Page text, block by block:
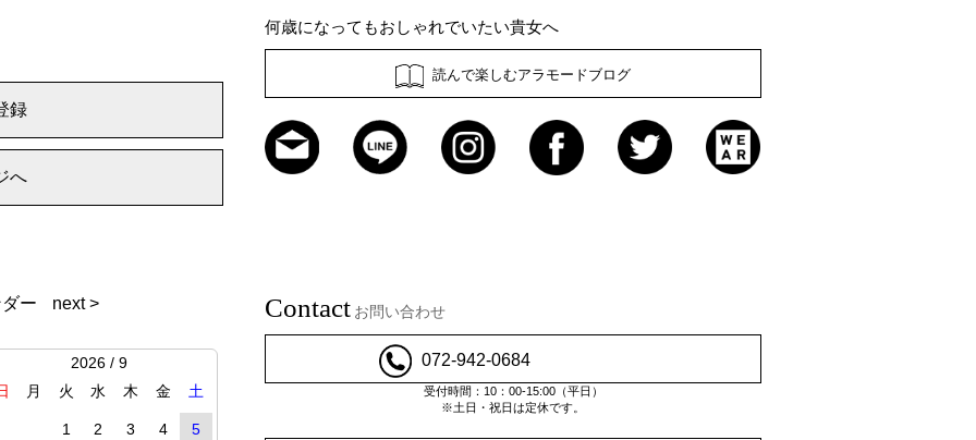
録
へ
何歳になってもおしゃれでいたい貴女へ
読んで楽しむアラモードブログ
ー next >
2026 / 9
月 火 水 木 金 土
1 2 3 4
5
Contact お問い合わせ
072-942-0684
受付時間：10：00-15:00（平日）
※土日・祝日は定休です。